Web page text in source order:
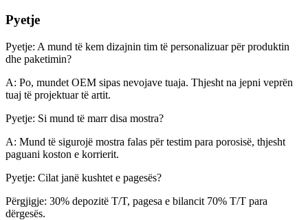
Pyetje
Pyetje: A mund të kem dizajnin tim të personalizuar për produktin
dhe paketimin?
A: Po, mundet OEM sipas nevojave tuaja. Thjesht na jepni veprën
tuaj të projektuar të artit.
Pyetje: Si mund të marr disa mostra?
A: Mund të sigurojë mostra falas për testim para porosisë, thjesht
paguani koston e korrierit.
Pyetje: Cilat janë kushtet e pagesës?
Përgjigje: 30% depozitë T/T, pagesa e bilancit 70% T/T para
dërgesës.